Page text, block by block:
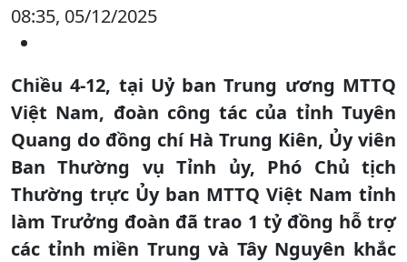
08:35, 05/12/2025
Chiều 4-12, tại Uỷ ban Trung ương MTTQ
Việt Nam, đoàn công tác của tỉnh Tuyên
Quang do đồng chí Hà Trung Kiên, Ủy viên
Ban Thường vụ Tỉnh ủy, Phó Chủ tịch
Thường trực Ủy ban MTTQ Việt Nam tỉnh
làm Trưởng đoàn đã trao 1 tỷ đồng hỗ trợ
các tỉnh miền Trung và Tây Nguyên khắc